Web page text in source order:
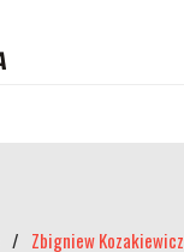
/ Zbigniew Kozakiewicz